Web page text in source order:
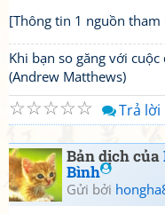
[Thông tin 1 nguồn
Khi bạn so găng với
(Andrew Matthews)
☆
☆
☆
☆
☆ Trả lời
Bản dịch của
Bình
Gửi bởi